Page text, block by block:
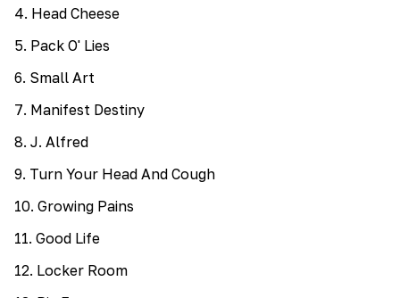
4. Head Cheese
5. Pack O' Lies
6. Small Art
7. Manifest Destiny
8. J. Alfred
9. Turn Your Head And Cough
10. Growing Pains
11. Good Life
12. Locker Room